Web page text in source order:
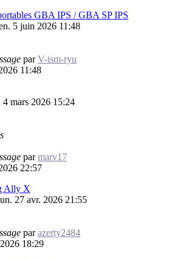
GBA IPS / GBA SP IPS
5 juin 2026 11:48
parV-ism-ryu
11:48
4 mars 2026 15:24
parmarv17
22:57
Ally X
27 avr. 2026 21:55
parazerty2484
18:29